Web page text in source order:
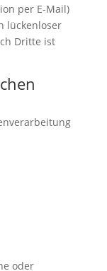
per E-Mail)
lückenloser
Dritte ist
oder